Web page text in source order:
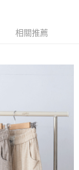
相關推薦